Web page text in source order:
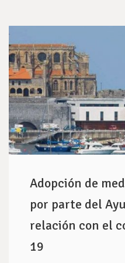
Adopción de
por parte del
relación con el
19